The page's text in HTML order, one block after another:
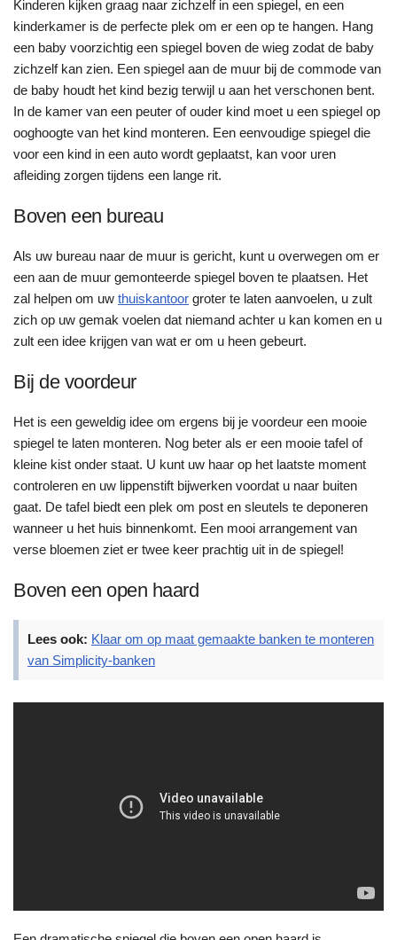
Kinderen kijken graag naar zichzelf in een spiegel, en een
kinderkamer is de perfecte plek om er een op te hangen. Hang
een baby voorzichtig een spiegel boven de wieg zodat de baby
zichzelf kan zien. Een spiegel aan de muur bij de commode van
de baby houdt het kind bezig terwijl u aan het verschonen bent.
In de kamer van een peuter of ouder kind moet u een spiegel op
ooghoogte van het kind monteren. Een eenvoudige spiegel die
voor een kind in een auto wordt geplaatst, kan voor uren
afleiding zorgen tijdens een lange rit.
Boven een bureau
Als uw bureau naar de muur is gericht, kunt u overwegen om er
een aan de muur gemonteerde spiegel boven te plaatsen. Het
zal helpen om uw thuiskantoor groter te laten aanvoelen, u zult
zich op uw gemak voelen dat niemand achter u kan komen en u
zult een idee krijgen van wat er om u heen gebeurt.
Bij de voordeur
Het is een geweldig idee om ergens bij je voordeur een mooie
spiegel te laten monteren. Nog beter als er een mooie tafel of
kleine kist onder staat. U kunt uw haar op het laatste moment
controleren en uw lippenstift bijwerken voordat u naar buiten
gaat. De tafel biedt een plek om post en sleutels te deponeren
wanneer u het huis binnenkomt. Een mooi arrangement van
verse bloemen ziet er twee keer prachtig uit in de spiegel!
Boven een open haard
Lees ook: Klaar om op maat gemaakte banken te monteren
van Simplicity-banken